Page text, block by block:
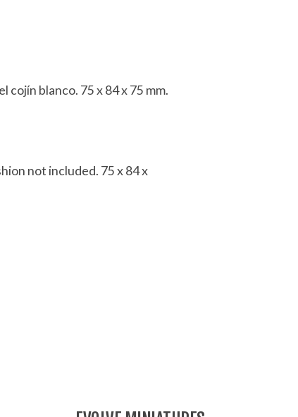
cojín blanco. 75 x 84 x 75 mm.
not included. 75 x 84 x